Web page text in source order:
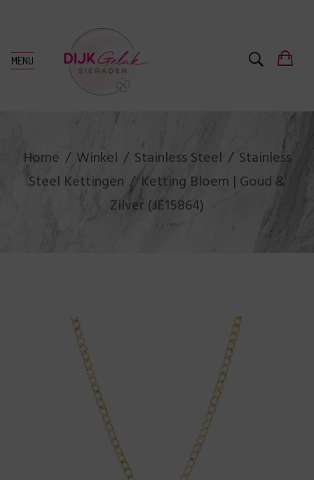
MENU
Home Winkel Stainless Steel
Stainless
Steel Kettingen
Ketting Bloem | Goud &
Zilver (JE15864)